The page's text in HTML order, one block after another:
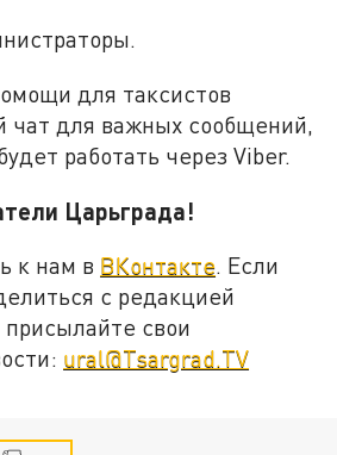
для таксистов
чат для важных сообщений,
работать через Viber.
Царьграда!
к нам в ВКонтакте. Если
с редакцией
свои
ural@Tsargrad.TV